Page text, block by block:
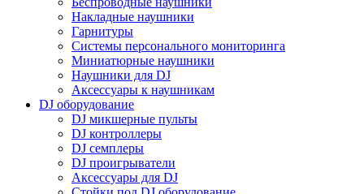
Накладные наушники
Гарнитуры
Системы персонального мониторинга
Миниатюрные наушники
Наушники для DJ
Аксессуары к наушникам
DJ оборудование
DJ микшерные пульты
DJ контроллеры
DJ семплеры
DJ проигрыватели
Аксессуары для DJ